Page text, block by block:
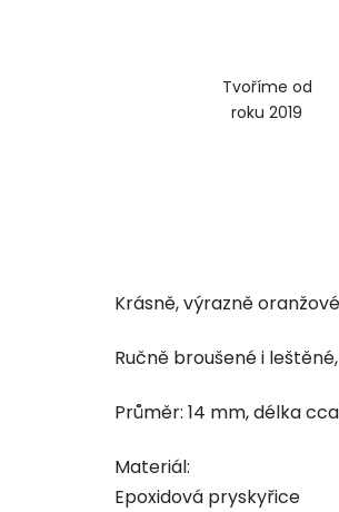
Tvoříme od
roku 2019
Krásně, výrazně
Ručně broušené i
Průměr: 14 mm, délka
Materiál:
Epoxidová pryskyřice